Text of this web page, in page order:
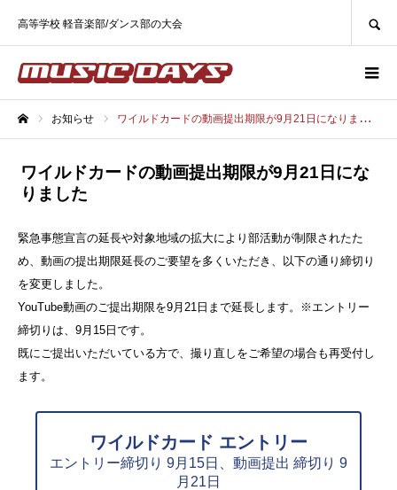
高等学校 軽音楽部/ダンス部の大会
お知らせ ワイルドカードの動画提出期限が9月21日になりました
ワイルドカードの動画提出期限が9月21日にな
りました
緊急事態宣言の延長や対象地域の拡大により部活動が制限されたた
め、動画の提出期限延長のご要望を多くいただき、以下の通り締切り
を変更しました。
YouTube動画のご提出期限を9月21日まで延長します。※エントリー
締切りは、9月15日です。
既にご提出いただいている方で、撮り直しをご希望の場合も再受付し
ます。
ワイルドカード エントリー
エントリー締切り 9月15日、動画提出 締切り 9
月21日